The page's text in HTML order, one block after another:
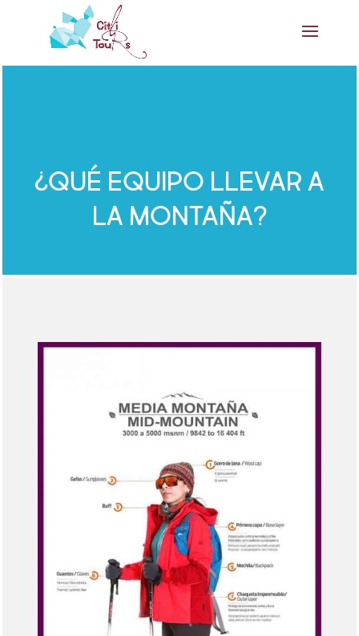
¿QUÉ EQUIPO LLEVAR A
LA MONTAÑA?